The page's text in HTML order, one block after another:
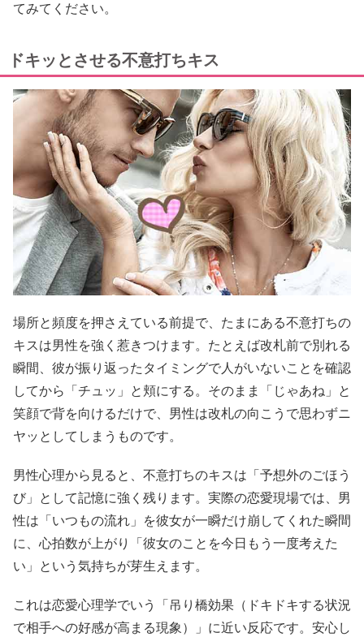
てみてください。
ドキッとさせる不意打ちキス
場所と頻度を押さえている前提で、たまにある不意打ちの
キスは男性を強く惹きつけます。たとえば改札前で別れる
瞬間、彼が振り返ったタイミングで人がいないことを確認
してから「チュッ」と頬にする。そのまま「じゃあね」と
笑顔で背を向けるだけで、男性は改札の向こうで思わずニ
ヤッとしてしまうものです。
男性心理から見ると、不意打ちのキスは「予想外のごほう
び」として記憶に強く残ります。実際の恋愛現場では、男
性は「いつもの流れ」を彼女が一瞬だけ崩してくれた瞬間
に、心拍数が上がり「彼女のことを今日もう一度考えた
い」という気持ちが芽生えます。
これは恋愛心理学でいう「吊り橋効果（ドキドキする状況
で相手への好感が高まる現象）」に近い反応です。安心し